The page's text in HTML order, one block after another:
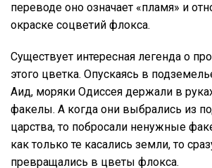
переводе оно означает «пламя» и
окраске соцветий флокса.
Существует интересная легенда о
этого цветка. Опускаясь в
Аид, моряки Одиссея держали в
факелы. А когда они выбрались из
царства, то побросали ненужные
как только те касались земли, то
превращались в цветы флокса.